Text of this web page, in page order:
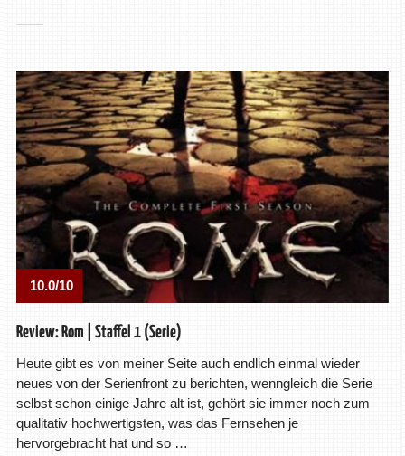
10.0/10
Review: Rom | Staffel 1 (Serie)
Heute gibt es von meiner Seite auch endlich einmal wieder
neues von der Serienfront zu berichten, wenngleich die Serie
selbst schon einige Jahre alt ist, gehört sie immer noch zum
qualitativ hochwertigsten, was das Fernsehen je
hervorgebracht hat und so …